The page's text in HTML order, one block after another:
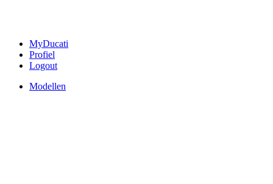
MyDucati
Profiel
Logout
Modellen